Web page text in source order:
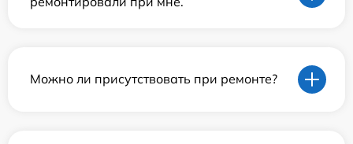
Можно ли присутствовать при ремонте?